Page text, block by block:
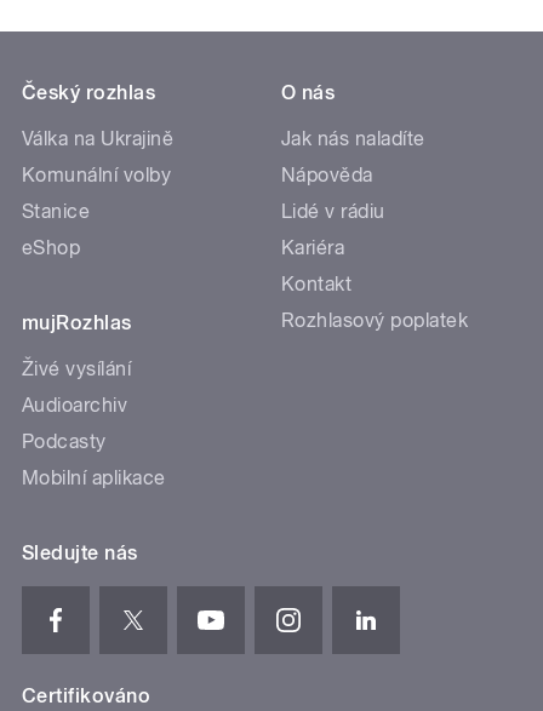
Český rozhlas
Válka na Ukrajině
Komunální volby
Stanice
eShop
mujRozhlas
Živé vysílání
Audioarchiv
Podcasty
Mobilní aplikace
O nás
Jak nás naladíte
Nápověda
Lidé v rádiu
Kariéra
Kontakt
Rozhlasový poplatek
Sledujte nás
Certifikováno